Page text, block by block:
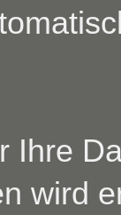
Ihre
wird